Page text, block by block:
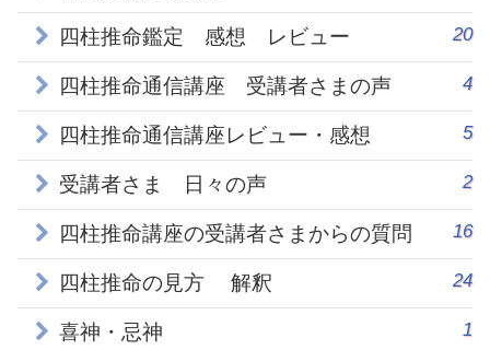
四柱推命鑑定 感想 レビュー 20
四柱推命通信講座 受講者さまの声 4
四柱推命通信講座レビュー・感想 5
受講者さま 日々の声 2
四柱推命講座の受講者さまからの質問 16
四柱推命の見方 解釈 24
喜神・忌神 1